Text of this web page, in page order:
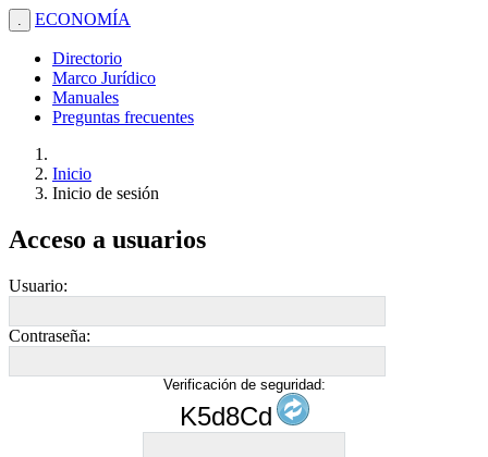
. ECONOMÍA
Directorio
Marco Jurídico
Manuales
Preguntas frecuentes
Inicio
Inicio de sesión
Acceso a usuarios
Usuario:
Contraseña:
Verificación de seguridad:
K5d8Cd